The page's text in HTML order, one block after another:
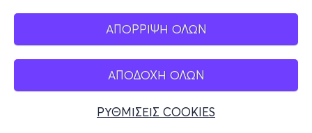
ΑΠΟΡΡΙΨΗ ΟΛΩΝ
ΑΠΟΔΟΧΗ ΟΛΩΝ
ΡΥΘΜΙΣΕΙΣ COOKIES